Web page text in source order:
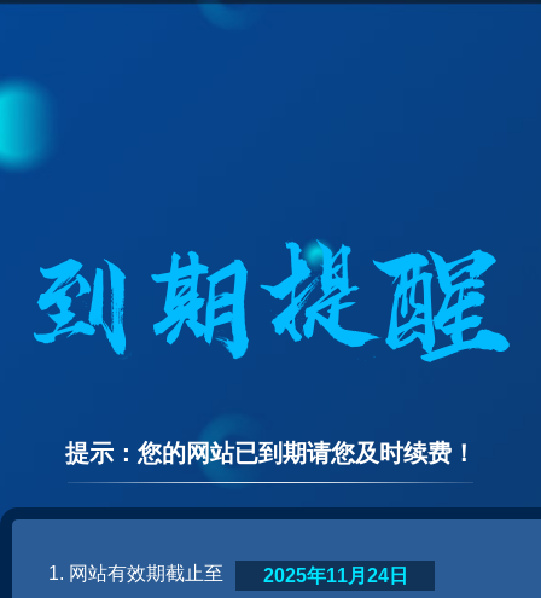
提示：您的网站已到期请您及时续费！
1. 网站有效期截止至
2025年11月24日